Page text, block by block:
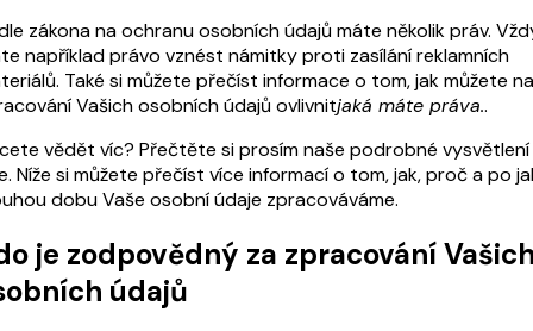
zákona na ochranu osobních údajů máte několik práv.
například právo vznést námitky proti zasílání reklamních
Také si můžete přečíst informace o tom, jak můžete
Vašich osobních údajů ovlivnitjaká máte práva..
vědět víc? Přečtěte si prosím naše podrobné vysvětlení
Níže si můžete přečíst více informací o tom, jak, proč a po
dobu Vaše osobní údaje zpracováváme.
je zodpovědný za zpracování
údajů